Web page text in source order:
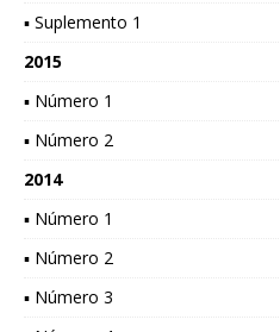
▪ Suplemento 1
2015
▪ Número 1
▪ Número 2
2014
▪ Número 1
▪ Número 2
▪ Número 3